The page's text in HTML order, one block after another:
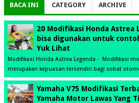
BACA INI CATEGORY ARCHIVE
20 Modifikasi Honda Astrea
bisa digunakan untuk
Yuk Lihat
Modifikasi Honda Astrea Legenda - Modifikasi
merupakan kepuasan tersendiri bagi sobat
Yamaha V75 Modifikasi
Yamaha Motor Lawas Yang